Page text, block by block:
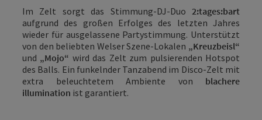
Im Zelt sorgt das Stimmung-DJ-Duo 2:tages:bart
aufgrund des großen Erfolges des letzten Jahres
wieder für ausgelassene Partystimmung. Unterstützt
von den beliebten Welser Szene-Lokalen „Kreuzbeisl“
und „Mojo“ wird das Zelt zum pulsierenden Hotspot
des Balls. Ein funkelnder Tanzabend im Disco-Zelt mit
extra beleuchtetem Ambiente von blachere
illumination ist garantiert.